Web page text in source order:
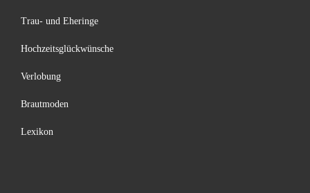
Trau- und Eheringe
Hochzeitsglückwünsche
Verlobung
Brautmoden
Lexikon